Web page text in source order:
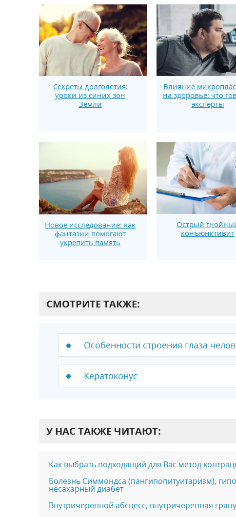
Секреты долголетия:
уроки из синих зон
Земли
Влияние
на здоровье: что
эксперты
Новое исследование: как
фантазии помогают
укрепить память
Острый
конъюнктивит
СМОТРИТЕ ТАКЖЕ:
Особенности строения глаза
Кератоконус
У НАС ТАКЖЕ ЧИТАЮТ:
Как выбрать подходящий для Вас метод
Болезнь Симмондса (пангипопитуитаризм),
несахарный диабет
Внутричерепной абсцесс, внутричерепная